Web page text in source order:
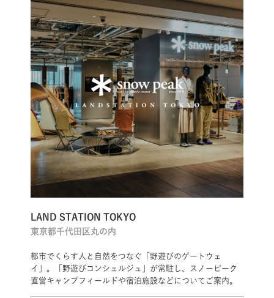
LAND STATION TOKYO
東京都千代田区丸の内
都市でくらす人と自然をつなぐ「野遊びのゲートウェ
イ」。「野遊びコンシェルジュ」が常駐し、スノーピーク
直営キャンプフィールドや宿泊施設などについてご案内。